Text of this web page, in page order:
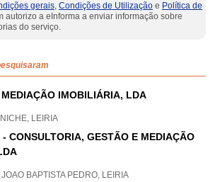
gerais, Condições de Utilização e Política de
autorizo a eInforma a enviar informação sobre
do serviço.
IMOBILIÁRIA, LDA
LEIRIA
- CONSULTORIA, GESTÃO E MEDIAÇÃO
BAPTISTA PEDRO, LEIRIA